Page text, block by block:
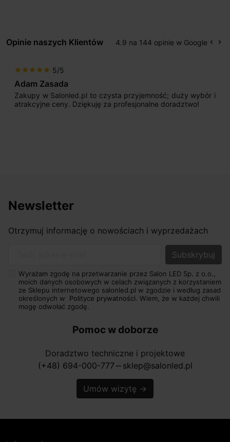
Opinie naszych Klientów 4.9 na 144 opinie w Google keyboard_arrow_left keyboard_arrow_right
star star star star star 5/5
Adam Zasada
Zakupy w Salonled.pl to czysta przyjemność; duży wybór i
atrakcyjne ceny. Dziękuję za profesjonalne doradztwo!
Newsletter
Otrzymuj informację o nowościach i wyprzedażach
Wyrażam zgodę na przetwarzanie przez Salon LED Sp. z o.o.,
moich danych osobowych w celach związanych z korzystaniem
ze Sklepu internetowego salonled.pl w zgodzie i według zasad
określonych w Polityce prywatności. Wiem, że w każdej chwili
mogę odwołać zgodę.
Pomoc w doborze
Doradztwo techniczne i projektowe
(+48) 694-000-777 horizontal_rule sklep@salonled.pl
Umów wizytę →